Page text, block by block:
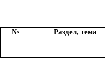
3.
№ Раздел, тема